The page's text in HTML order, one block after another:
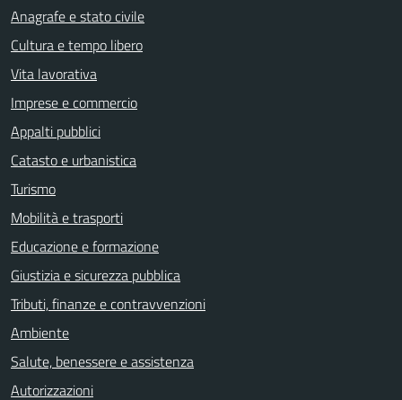
Anagrafe e stato civile
Cultura e tempo libero
Vita lavorativa
Imprese e commercio
Appalti pubblici
Catasto e urbanistica
Turismo
Mobilità e trasporti
Educazione e formazione
Giustizia e sicurezza pubblica
Tributi, finanze e contravvenzioni
Ambiente
Salute, benessere e assistenza
Autorizzazioni